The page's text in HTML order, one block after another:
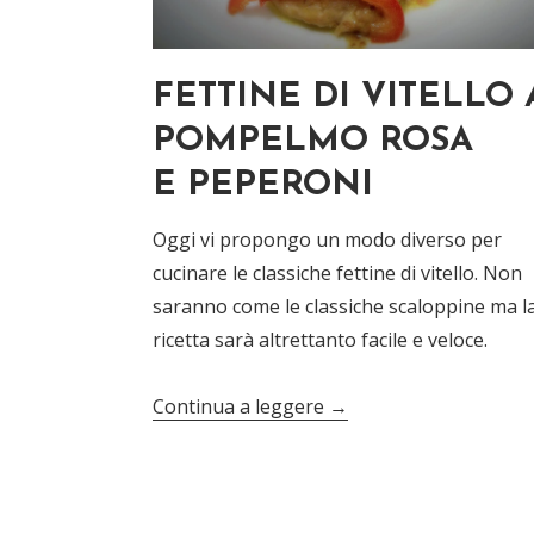
FETTINE DI VITELLO
POMPELMO ROSA
E PEPERONI
Oggi vi propongo un modo diverso per
cucinare le classiche fettine di vitello. Non
saranno come le classiche scaloppine ma
ricetta sarà altrettanto facile e veloce.
Continua a leggere →